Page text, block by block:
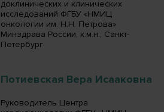
доклинических и клинических
исследований ФГБУ «НМИЦ
онкологии им. Н.Н. Петрова»
Минздрава России, к.м.н., Санкт-
Петербург
Потиевская Вера Исааковна
Руководитель Центра